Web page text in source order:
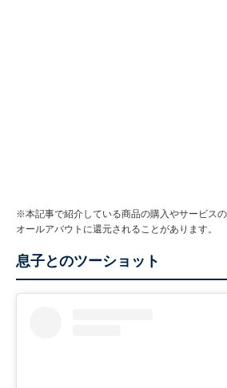
※本記事で紹介している商品の購入やサービス
オールアバウトに還元されることがあります。
息子とのツーショット